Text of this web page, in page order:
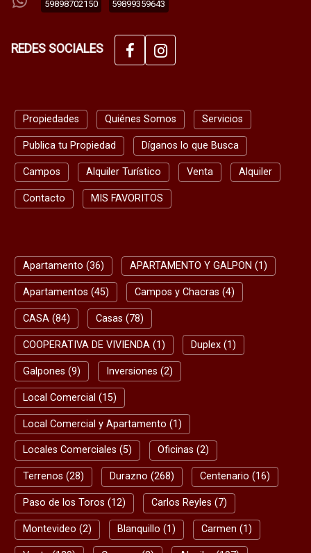
59898702150 59899359643
REDES SOCIALES
Propiedades Quiénes Somos Servicios
Publica tu Propiedad Díganos lo que Busca
Campos Alquiler Turístico Venta Alquiler
Contacto MIS FAVORITOS
Apartamento (36) APARTAMENTO Y GALPON (1)
Apartamentos (45) Campos y Chacras (4)
CASA (84) Casas (78)
COOPERATIVA DE VIVIENDA (1) Duplex (1)
Galpones (9) Inversiones (2)
Local Comercial (15)
Local Comercial y Apartamento (1)
Locales Comerciales (5) Oficinas (2)
Terrenos (28) Durazno (268) Centenario (16)
Paso de los Toros (12) Carlos Reyles (7)
Montevideo (2) Blanquillo (1) Carmen (1)